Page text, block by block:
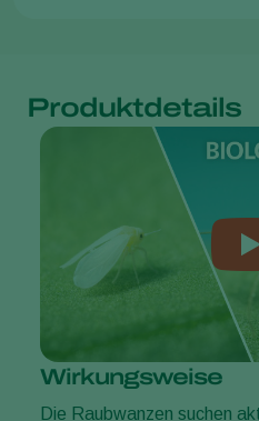
Produktdetails
Wirkungsweise
Die Raubwanzen suchen